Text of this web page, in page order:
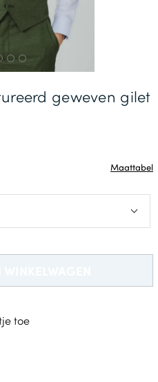
Levering *
toe
geweven gilet
Maattabel